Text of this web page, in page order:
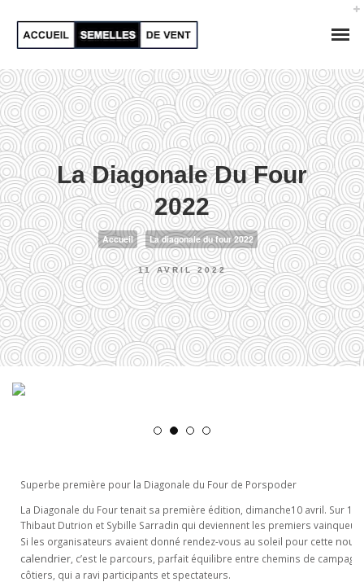
La Diagonale Du Four
2022
Accueil La diagonale du four 2022
11 AVRIL 2022
Superbe première pour la Diagonale du Four de Porspoder
La Diagonale du Four tenait sa première édition, dimanche10 avril. Sur 18
Thibaut Dutrion et Sybille Sarradin qui deviennent les premiers
Si les organisateurs avaient donné rendez-vous au soleil pour cette
calendrier , c’est le parcours, parfait équilibre entre chemins de
côtiers, qui a ravi participants et spectateurs.